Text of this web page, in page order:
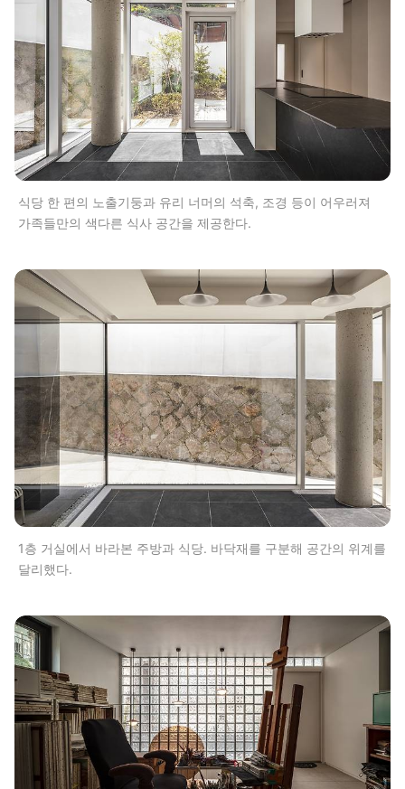
식당 한 편의 노출기둥과 유리 너머의 석축, 조경 등이 어우러져
가족들만의 색다른 식사 공간을 제공한다.
1층 거실에서 바라본 주방과 식당. 바닥재를 구분해 공간의 위계를
달리했다.